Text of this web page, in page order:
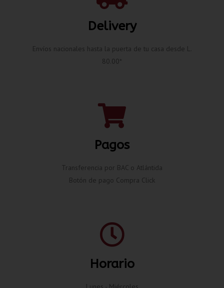
Delivery
Envíos nacionales hasta la puerta de tu casa desde L.
80.00*
Pagos
Transferencia por BAC o Atlántida
Botón de pago Compra Click
Horario